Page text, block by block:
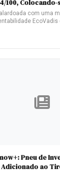
100,
com uma
EcoVadis
Pneu de
ao